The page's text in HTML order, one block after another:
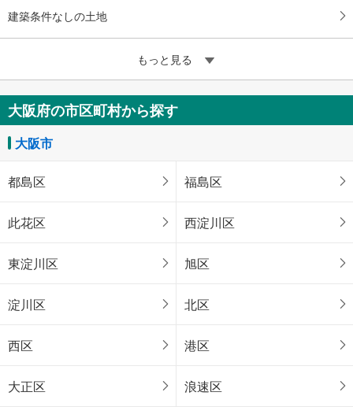
建築条件なしの土地
もっと見る
大阪府の市区町村から探す
大阪市
都島区 福島区
此花区 西淀川区
東淀川区 旭区
淀川区 北区
西区 港区
大正区 浪速区